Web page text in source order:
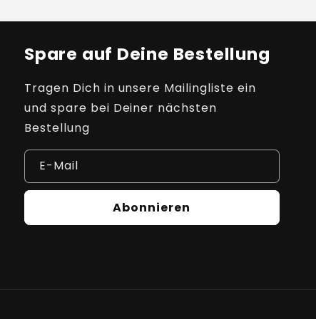
Spare auf Deine Bestellung
Tragen Dich in unsere Mailingliste ein
und spare bei Deiner nächsten
Bestellung
E-Mail
Abonnieren